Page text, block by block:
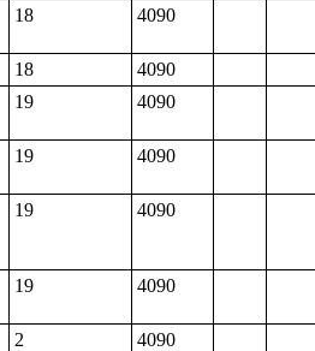
18 4090
18
4090
19 4090
19 4090
19 4090
19 4090
2
4090